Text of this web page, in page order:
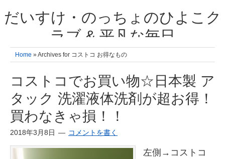
だいすけ・のっちょのひよこク
ラブ & 平凡な毎日
我が家の3人のひよこ成長日記と雑記 何十年後かに、大きくなったひよ
こ達とこの成長記を読み返すことを夢見て。& 3児ママの平凡日記 日々
Home » Archives for コストコ お得なもの
コストコでお買い物☆日本製 ア
タック 洗濯液体洗剤が超お得！
買わなきゃ損！！
2018年3月8日 コメントを書く
左側→コストコ